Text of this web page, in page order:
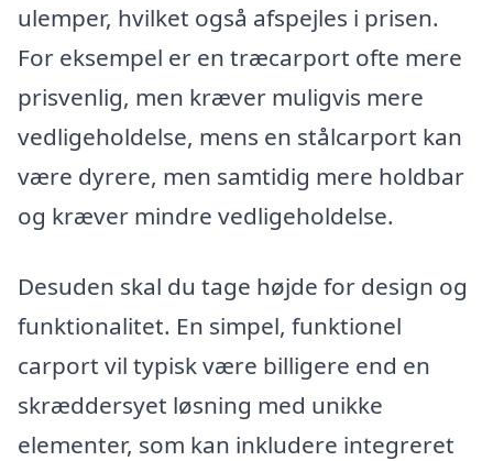
ulemper, hvilket også afspejles i prisen.
For eksempel er en træcarport ofte mere
prisvenlig, men kræver muligvis mere
vedligeholdelse, mens en stålcarport kan
være dyrere, men samtidig mere holdbar
og kræver mindre vedligeholdelse.
Desuden skal du tage højde for design og
funktionalitet. En simpel, funktionel
carport vil typisk være billigere end en
skræddersyet løsning med unikke
elementer, som kan inkludere integreret